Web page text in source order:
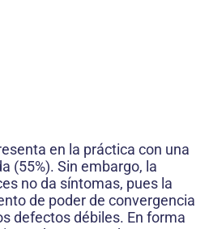
en la práctica con una
(55%). Sin embargo, la
no da síntomas, pues la
de poder de convergencia
defectos débiles. En forma